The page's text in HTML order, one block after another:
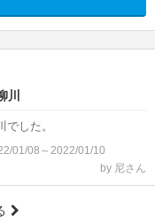
川
した。
01/08～2022/01/10
by 尼さん